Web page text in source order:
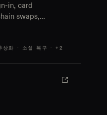
in, card
swaps,
experience in
상화 · 소셜 복구 · +2